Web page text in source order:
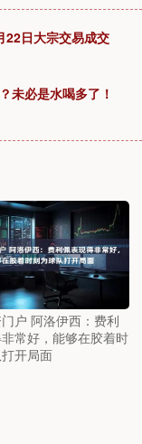
22日大宗交易成交
未必是水喝多了！
户 阿洛伊西：费利
常好，能够在胶着时
开局面